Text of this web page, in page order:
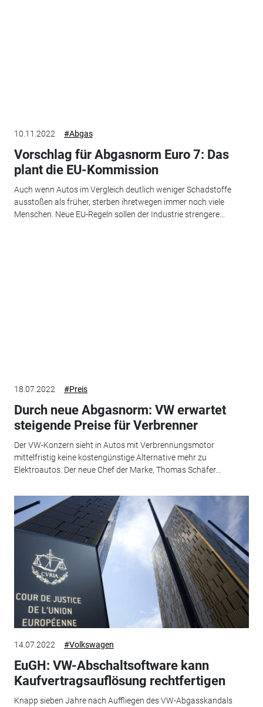
10.11.2022 #Abgas
Vorschlag für Abgasnorm Euro 7: Das
plant die EU-Kommission
Auch wenn Autos im Vergleich deutlich weniger Schadstoffe
ausstoßen als früher, sterben ihretwegen immer noch viele
Menschen. Neue EU-Regeln sollen der Industrie strengere...
18.07.2022 #Preis
Durch neue Abgasnorm: VW erwartet
steigende Preise für Verbrenner
Der VW-Konzern sieht in Autos mit Verbrennungsmotor
mittelfristig keine kostengünstige Alternative mehr zu
Elektroautos. Der neue Chef der Marke, Thomas Schäfer...
14.07.2022 #Volkswagen
EuGH: VW-Abschaltsoftware kann
Kaufvertragsauflösung rechtfertigen
Knapp sieben Jahre nach Auffliegen des VW-Abgasskandals